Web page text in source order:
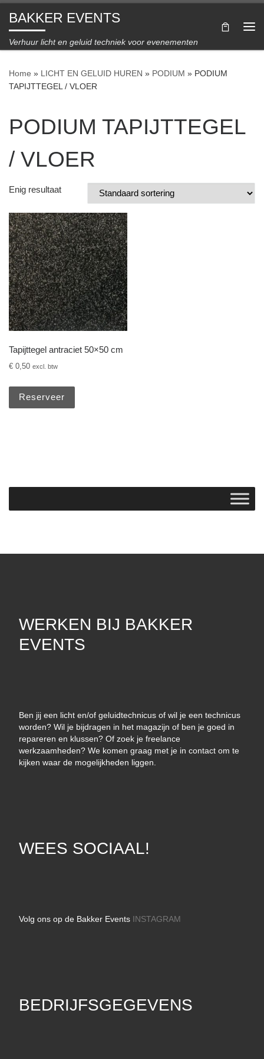
Ga naar inhoud
BAKKER EVENTS
Verhuur licht en geluid techniek voor evenementen
Home » LICHT EN GELUID HUREN » PODIUM » PODIUM
TAPIJTTEGEL / VLOER
PODIUM TAPIJTTEGEL
/ VLOER
Enig resultaat
Tapijttegel antraciet 50×50 cm
€ 0,50 excl. btw
Reserveer
WERKEN BIJ BAKKER
EVENTS
Ben jij een licht en/of geluidtechnicus of wil je een technicus
worden? Wil je bijdragen in het magazijn of ben je goed in
repareren en klussen? Of zoek je freelance
werkzaamheden? We komen graag met je in contact om te
kijken waar de mogelijkheden liggen.
WEES SOCIAAL!
Volg ons op de Bakker Events INSTAGRAM
BEDRIJFSGEGEVENS